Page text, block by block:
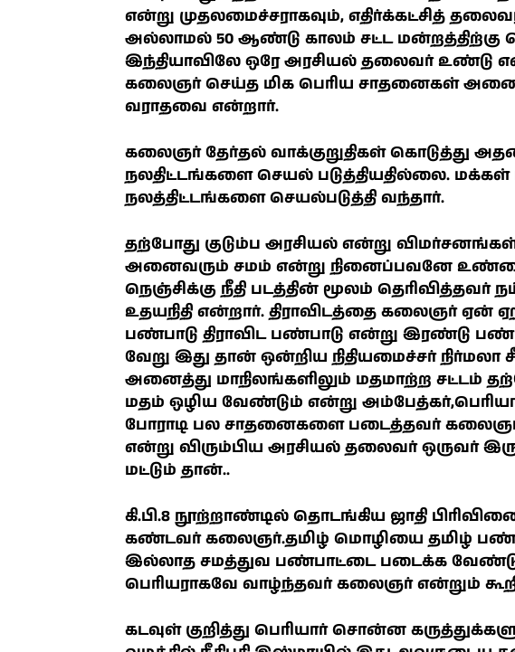
என்று முதலமைச்சராகவும், எதிர்க்கட்சித்
அல்லாமல் 50 ஆண்டு காலம் சட்ட மன்றத்திற்கு
இந்தியாவிலே ஒரே அரசியல் தலைவர் உண்டு
கலைஞர் செய்த மிக பெரிய சாதனைகள்
வராதவை என்றார்.
கலைஞர் தேர்தல் வாக்குறுதிகள் கொடுத்து
நலதிட்டங்களை செயல் படுத்தியதில்லை. மக்கள்
நலத்திட்டங்களை செயல்படுத்தி வந்தார்.
தற்போது குடும்ப அரசியல் என்று
அனைவரும் சமம் என்று நினைப்பவனே
நெஞ்சிக்கு நீதி படத்தின் மூலம்
உதயநிதி என்றார். திராவிடத்தை கலைஞர்
பண்பாடு திராவிட பண்பாடு என்று இரண்டு
வேறு இது தான் ஒன்றிய நிதியமைச்சர் நிர்மலா
அனைத்து மாநிலங்களிலும் மதமாற்ற சட்டம்
மதம் ஒழிய வேண்டும் என்று
போராடி பல சாதனைகளை படைத்தவர் கலைஞர்
என்று விரும்பிய அரசியல் தலைவர் ஒருவர்
மட்டும் தான்..
கி.பி.8 நூற்றாண்டில் தொடங்கிய ஜாதி
கண்டவர் கலைஞர்.தமிழ் மொழியை தமிழ்
இல்லாத சமத்துவ பண்பாட்டை படைக்க
பெரியராகவே வாழ்ந்தவர் கலைஞர் என்றும்
கடவுள் குறித்து பெரியார் சொன்ன